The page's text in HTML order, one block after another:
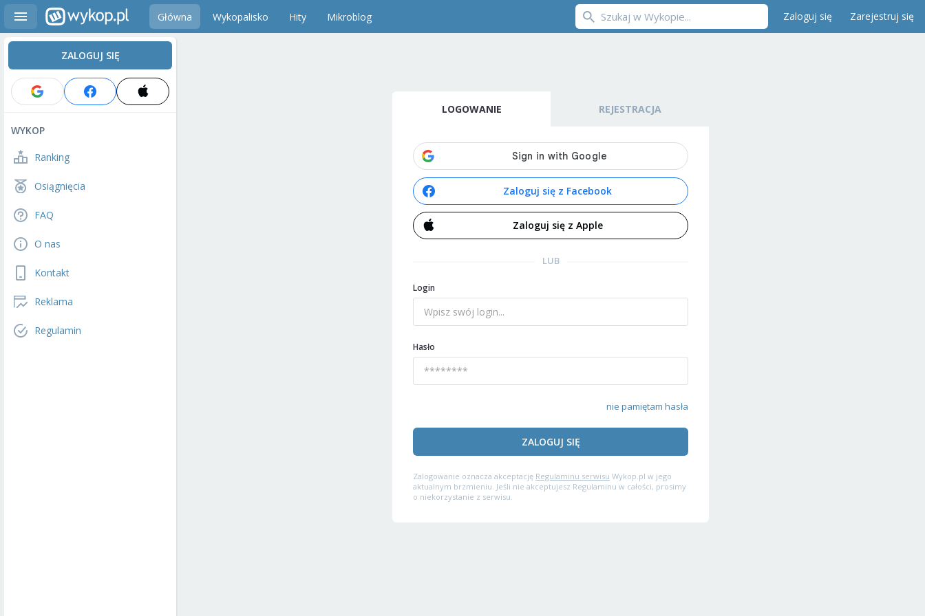
Główna Wykopalisko Hity Mikroblog Zaloguj się Zarejestruj się
ZALOGUJ SIĘ
WYKOP
Ranking
Osiągnięcia
FAQ
O nas
Kontakt
Reklama
Regulamin
LOGOWANIE REJESTRACJA
Zaloguj się z Facebook
Zaloguj się z Apple
LUB
Login
Hasło
nie pamiętam hasła
ZALOGUJ SIĘ
Zalogowanie oznacza akceptację Regulaminu serwisu Wykop.pl w jego
aktualnym brzmieniu. Jeśli nie akceptujesz Regulaminu w całości, prosimy
o niekorzystanie z serwisu.